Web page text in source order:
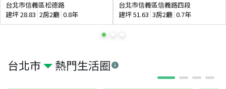
台北市 熱門生活圈
台北市信義區松德路
建坪28.83 2房2廳 0.8年
台北市信義區信義路四段
建坪51.63 3房2廳 0.7年